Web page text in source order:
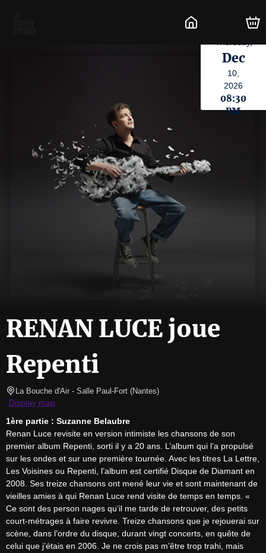
Dec
10,
2026
08:30
PM
RENAN LUCE joue
Repenti
La Bouche d'Air - Salle Paul-Fort (Nantes)
Display map
1ère partie : Suzanne Belaubre
Renan Luce revisite en version intimiste les chansons de son
premier album Repenti, sorti il y a 20 ans. L’album qui l’a propulsé
sur les ondes et sur une première tournée. Avec les titres La Lettre,
Les Voisines ou Repenti, l’album est certifié Disque de Diamant en
2008. Ses treize chansons ont mené leur vie et sont maintenant de
vieilles amies à qui Renan Luce rend visite de temps en temps. «
Ce sont des person nages qu’il me tarde de retrouver, des petits
court-métrages à faire revivre. Treize chansons que je rejouerai sur
scène, dans l’ordre du disque, durant vingt concerts, en quête de
celui que j’étais en 2006. Je ne crois pas m’être trop trahi, mais